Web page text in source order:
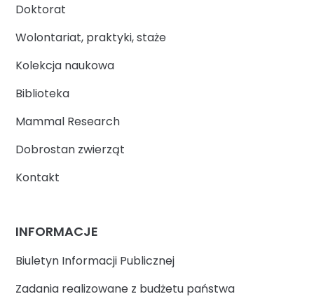
Doktorat
Wolontariat, praktyki, staże
Kolekcja naukowa
Biblioteka
Mammal Research
Dobrostan zwierząt
Kontakt
INFORMACJE
Biuletyn Informacji Publicznej
Zadania realizowane z budżetu państwa